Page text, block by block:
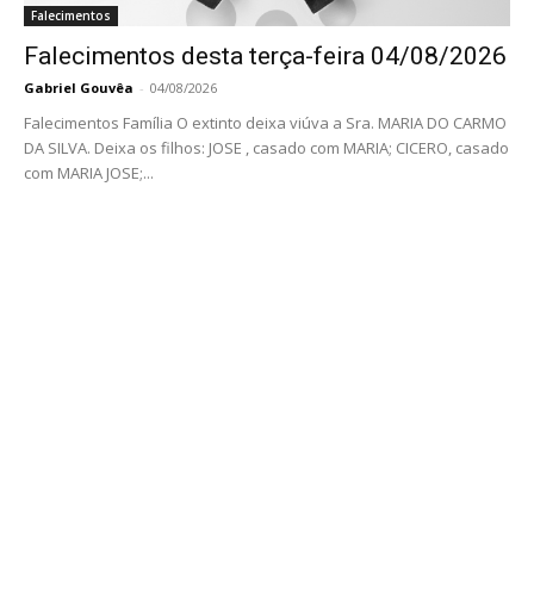
Falecimentos
Falecimentos desta terça-feira 04/08/2026
Gabriel Gouvêa - 04/08/2026
Falecimentos Família O extinto deixa viúva a Sra. MARIA DO CARMO
DA SILVA. Deixa os filhos: JOSE , casado com MARIA; CICERO, casado
com MARIA JOSE;...